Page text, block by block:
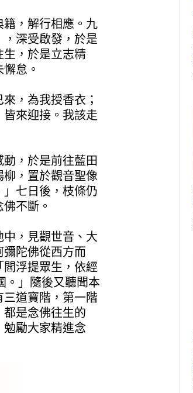
，解行相應。九
深受啟發，於是
生，於是立志精
怠。
，為我授香衣；
來迎接。我該走
，於是前往藍田
，置於觀音聖像
七日後，枝條仍
不斷。
，見觀世音、大
陀佛從西方而
浮提眾生，依經
。」隨後又聽聞本
道寶階，第一階
是念佛往生的
勵大家精進念